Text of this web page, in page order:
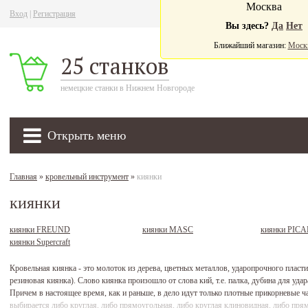
Вход Регистрация
25 станков
немецкие станки в Нижнем Новгороде
Открыть меню
Москва
Вы здесь? Да Нет
Ближайший магазин:
Главная » кровельный инструмент » киянки
киянки
киянки FREUND киянки MASC
киянки
киянки Supercraft
Кровельная киянка - это молоток из дерева, цветных металлов, ударопрочного
резиновая киянка). Слово киянка произошло от слова кий, т.е. палка, дубина для
Причем в настоящее время, как и раньше, в дело идут только плотные прикорневые
выбирается либо круглая, либо прямоугольная, либо круглая клиновидная, либо